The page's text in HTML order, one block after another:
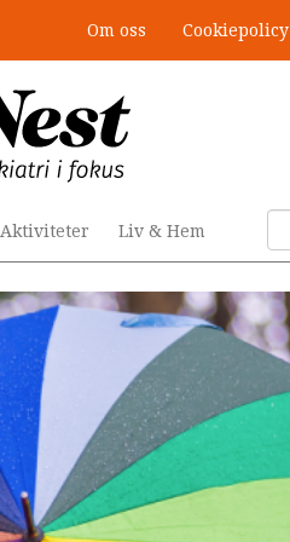
Om oss Cookiepolicy
Aktiviteter Liv & Hem